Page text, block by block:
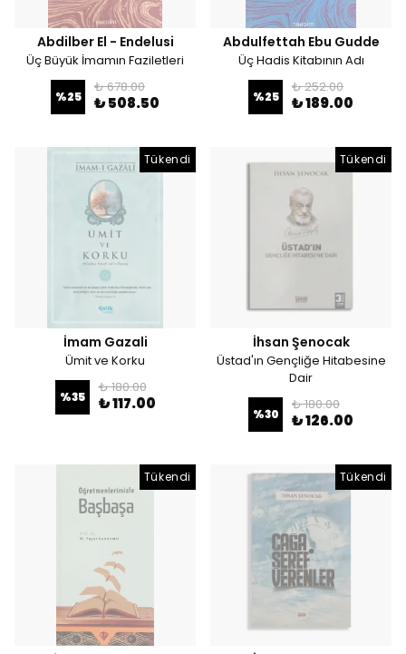
Abdilber El - Endelusi
Üç Büyük İmamın Faziletleri
%25
₺ 678.00
₺ 508.50
Abdulfettah Ebu Gudde
Üç Hadis Kitabının Adı
%25
₺ 252.00
₺ 189.00
Tükendi
İmam Gazali
Ümit ve Korku
%35
₺ 180.00
₺ 117.00
Tükendi
İhsan Şenocak
Üstad'ın Gençliğe Hitabesine
Dair
%30
₺ 180.00
₺ 126.00
Tükendi Tükendi